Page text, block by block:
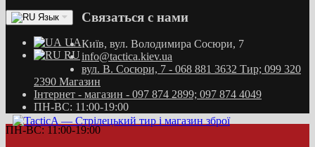
Язык
UA
RU
Связаться с нами
Київ, вул. Володимира Сосюри, 7
info@tactica.kiev.ua
вул. В. Сосюри, 7 - 068 881 3632 Тир; 099 320
2390 Магазин
Інтернет - магазин - 097 874 2899; 097 874 4049
ПН-ВС: 11:00-19:00
ПН-ВС: 11:00-19:00